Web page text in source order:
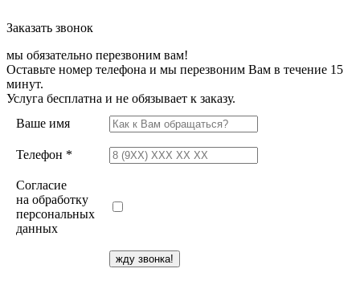
Заказать звонок
мы обязательно перезвоним вам!
Оставьте номер телефона и мы перезвоним Вам в течение 15
минут.
Услуга бесплатна и не обязывает к заказу.
Ваше имя
Телефон *
Согласие
на обработку
персональных
данных